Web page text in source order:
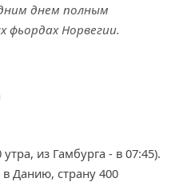
днем полным
фьордах Норвегии.
из Гамбурга - в 07:45).
Данию, страну 400